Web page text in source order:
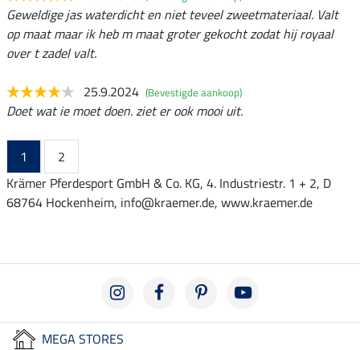
Geweldige jas waterdicht en niet teveel zweetmateriaal. Valt
op maat maar ik heb m maat groter gekocht zodat hij royaal
over t zadel valt.
25.9.2024 (Bevestigde aankoop)
Doet wat ie moet doen. ziet er ook mooi uit.
1
2
Krämer Pferdesport GmbH & Co. KG, 4. Industriestr. 1 + 2, D
68764 Hockenheim, info@kraemer.de, www.kraemer.de
MEGA STORES